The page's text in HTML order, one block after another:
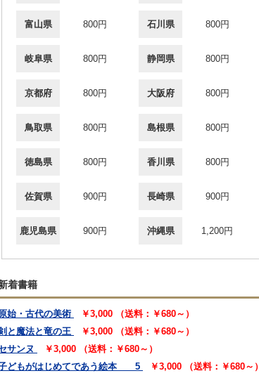
富山県 800円 石川県 800円
岐阜県 800円 静岡県 800円
京都府 800円 大阪府 800円
鳥取県 800円 島根県 800円
徳島県 800円 香川県 800円
佐賀県 900円 長崎県 900円
鹿児島県 900円 沖縄県 1,200円
着書籍
始・古代の美術
￥3,000 （送料：￥680～）
と魔法と竜の王
￥3,000 （送料：￥680～）
サンヌ
￥3,000 （送料：￥680～）
どもがはじめてであう絵本 5
￥3,000 （送料：￥680～）